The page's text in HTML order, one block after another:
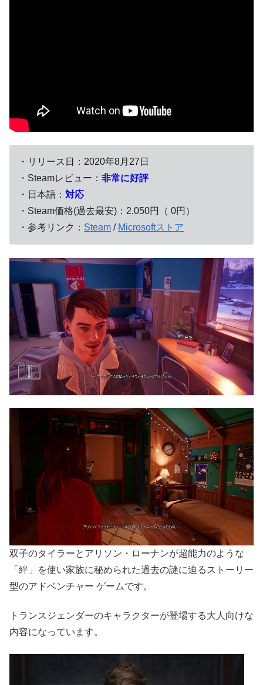
・リリース日：2020年8月27日
・Steamレビュー： 非常に好評
・日本語： 対応
・Steam価格(過去最安)：2,050円（ 0円）
・参考リンク： Steam / Microsoftストア
双子のタイラーとアリソン・ローナンが超能力のような
「絆」を使い家族に秘められた過去の謎に迫るストーリー
型のアドベンチャー ゲームです。
トランスジェンダーのキャラクターが登場する大人向けな
内容になっています。